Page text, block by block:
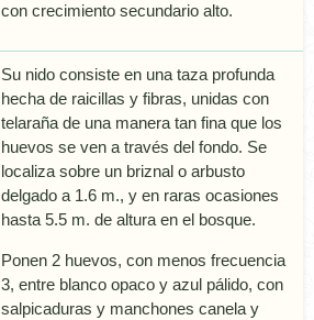
con crecimiento secundario alto.
Su nido consiste en una taza profunda
hecha de raicillas y fibras, unidas con
telaraña de una manera tan fina que los
huevos se ven a través del fondo. Se
localiza sobre un briznal o arbusto
delgado a 1.6 m., y en raras ocasiones
hasta 5.5 m. de altura en el bosque.
Ponen 2 huevos, con menos frecuencia
3, entre blanco opaco y azul pálido, con
salpicaduras y manchones canela y